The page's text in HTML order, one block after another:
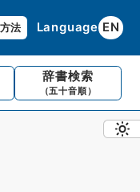
法 Language EN
辞書検索
（五十音順）